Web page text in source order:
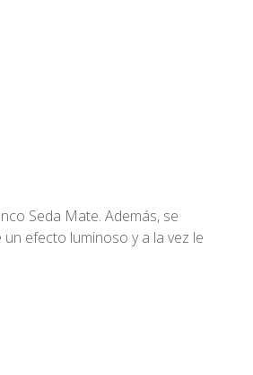
Seda Mate. Además, se
efecto luminoso y a la vez le